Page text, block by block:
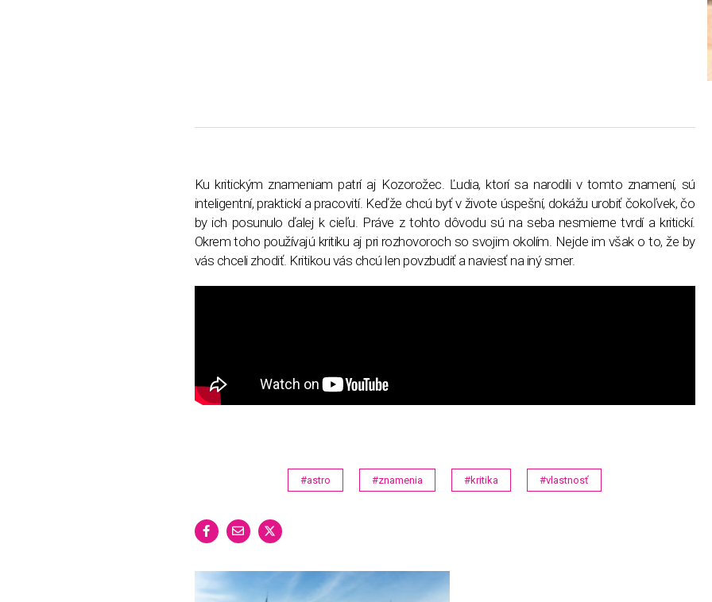
Ku kritickým znameniam patrí aj Kozorožec. Ľudia, ktorí sa narodili v tomto znamení, sú
inteligentní, praktickí a pracovití. Keďže chcú byť v živote úspešní, dokážu urobiť čokoľvek, čo
by ich posunulo ďalej k cieľu. Práve z tohto dôvodu sú na seba nesmierne tvrdí a kritickí.
Okrem toho používajú kritiku aj pri rozhovoroch so svojim okolím. Nejde im však o to, že by
vás chceli zhodiť. Kritikou vás chcú len povzbudiť a naviesť na iný smer.
#astro #znamenia #kritika #vlastnosť